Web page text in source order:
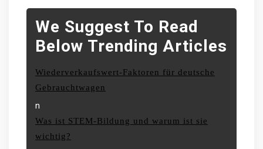
We Suggest To Read
Below Trending Articles
Wiederverkaufswert-Faktoren für deutsche
Gebrauchtwagen
n
Was ist STEM-Bildung und warum ist sie
wichtig?